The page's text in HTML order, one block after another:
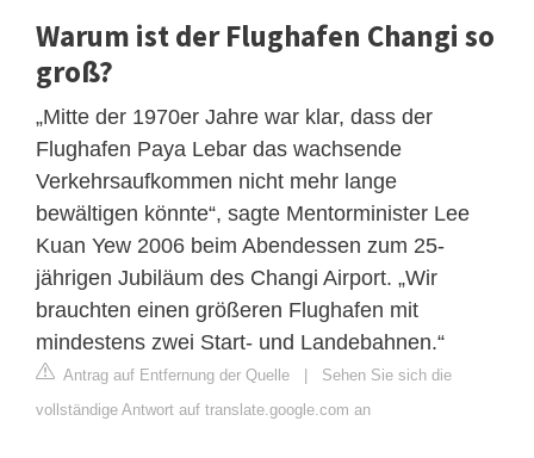
Warum ist der Flughafen Changi so
groß?
„Mitte der 1970er Jahre war klar, dass der
Flughafen Paya Lebar das wachsende
Verkehrsaufkommen nicht mehr lange
bewältigen könnte“, sagte Mentorminister Lee
Kuan Yew 2006 beim Abendessen zum 25-
jährigen Jubiläum des Changi Airport. „Wir
brauchten einen größeren Flughafen mit
mindestens zwei Start- und Landebahnen.“
Antrag auf Entfernung der Quelle | Sehen Sie sich die
vollständige Antwort auf translate.google.com an